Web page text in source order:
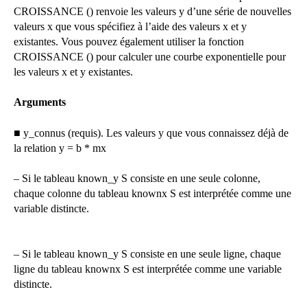
CROISSANCE () renvoie les valeurs y d’une série de nouvelles
valeurs x que vous spécifiez à l’aide des valeurs x et y
existantes. Vous pouvez également utiliser la fonction
CROISSANCE () pour calculer une courbe exponentielle pour
les valeurs x et y existantes.
Arguments
■ y_connus (requis). Les valeurs y que vous connaissez déjà de
la relation y = b * mx
– Si le tableau known_y S consiste en une seule colonne,
chaque colonne du tableau knownx S est interprétée comme une
variable distincte.
– Si le tableau known_y S consiste en une seule ligne, chaque
ligne du tableau knownx S est interprétée comme une variable
distincte.